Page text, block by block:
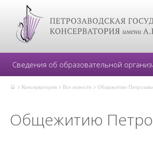
Сведения об образовательной
Консерватория Все новости Общежитию
Общежитию